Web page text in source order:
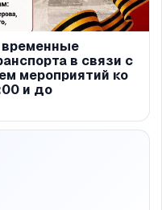
временные
в связи с
мероприятий ко
и до